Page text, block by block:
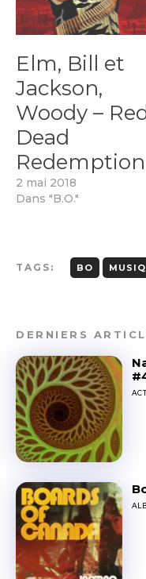
Elm, Bill et
Jackson,
Woody –
Dead
Redemption
2 mai 2018
Dans "B.O."
TAGS: BO
DERNIERS